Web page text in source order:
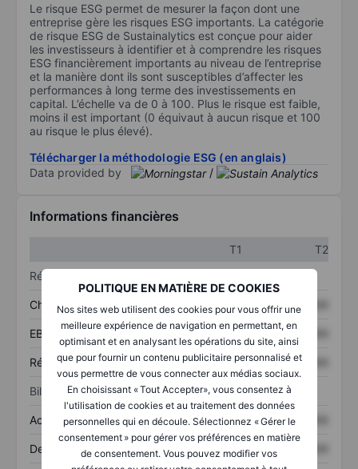
POLITIQUE EN MATIÈRE DE COOKIES
Nos sites web utilisent des cookies pour vous offrir une
meilleure expérience de navigation en permettant, en
optimisant et en analysant les opérations du site, ainsi
que pour fournir un contenu publicitaire personnalisé et
vous permettre de vous connecter aux médias sociaux.
En choisissant « Tout Accepter», vous consentez à
l'utilisation de cookies et au traitement des données
personnelles qui en découle. Sélectionnez « Gérer le
consentement » pour gérer vos préférences en matière
de consentement. Vous pouvez modifier vos
Le risque ESG permet de mesurer la façon dont une
entreprise gère les risques ESG importants. La catégorie
de risque ESG de Sustainalytics est conçue pour aider
les investisseurs à identifier et à comprendre les risques
ESG financièrement importants au niveau de l’entreprise
et la manière dont ils sont susceptibles d’affecter les
performances à long terme des investissements en
capital. L’échelle va de 0 à 100. Plus le risque est faible,
moins il est important (0 équivaut à aucun risque et 100
au risque le plus élevé).
Télécharger la méthodologie ESG (en anglais)
Data provided by
/
Informations financières
T1
T2
Résultats
Chiffre d’affaires XXXXXXX XXXXXXX
EBITDA XXXXXXX XXXXXXX
Résultat net XXXXXXX XXXXXXX
Bilan
Actifs totaux XXXXXXX XXXXXXX
Dette totale XXXXXXX